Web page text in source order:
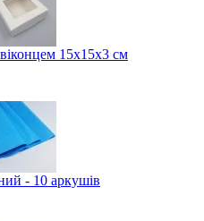
15х15х3 см
- 10 аркушів